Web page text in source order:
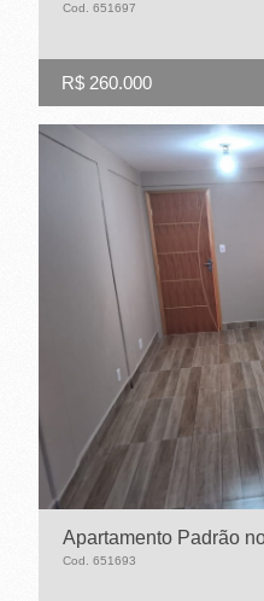
Cod. 651697
R$ 260.000
Apartamento Padrão
Cod. 651693